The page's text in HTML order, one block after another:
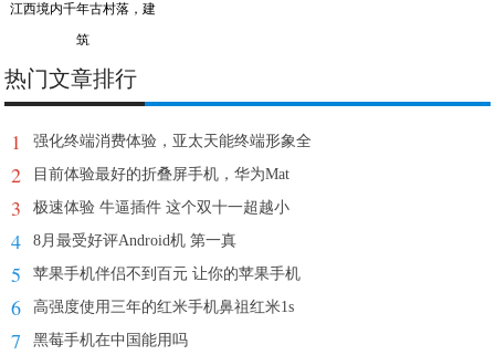
江西境内千年古村落，建
筑
热门文章排行
1 强化终端消费体验，亚太天能终端形象全
2 目前体验最好的折叠屏手机，华为Mat
3 极速体验 牛逼插件 这个双十一超越小
4 8月最受好评Android机 第一真
5 苹果手机伴侣不到百元 让你的苹果手机
6 高强度使用三年的红米手机鼻祖红米1s
7 黑莓手机在中国能用吗